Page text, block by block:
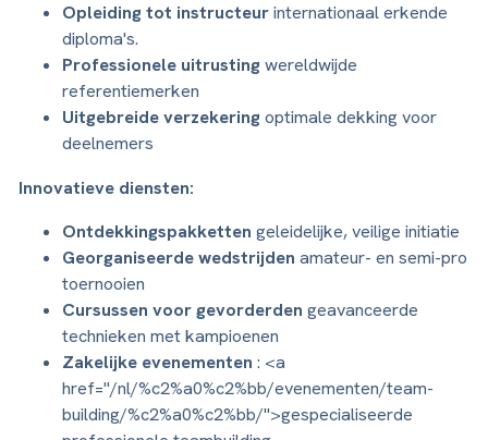
Opleiding tot instructeurinternationaal erkende
diploma's.
Professionele uitrustingwereldwijde
referentiemerken
Uitgebreide verzekeringoptimale dekking voor
deelnemers
Innovatieve diensten:
Ontdekkingspakketten geleidelijke, veilige initiatie
Georganiseerde wedstrijden amateur- en semi-pro
toernooien
Cursussen voor gevorderden geavanceerde
technieken met kampioenen
Zakelijke evenementen : <a
href="/nl/%c2%a0%c2%bb/evenementen/team-
building/%c2%a0%c2%bb/">gespecialiseerde